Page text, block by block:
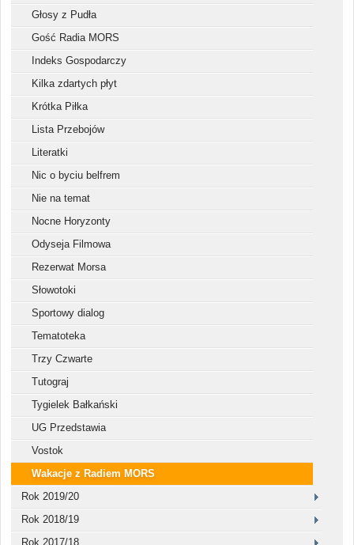
Głosy z Pudła
Gość Radia MORS
Indeks Gospodarczy
Kilka zdartych płyt
Krótka Piłka
Lista Przebojów
Literatki
Nic o byciu belfrem
Nie na temat
Nocne Horyzonty
Odyseja Filmowa
Rezerwat Morsa
Słowotoki
Sportowy dialog
Tematoteka
Trzy Czwarte
Tutograj
Tygielek Bałkański
UG Przedstawia
Vostok
Wakacje z Radiem MORS
Rok 2019/20
Rok 2018/19
Rok 2017/18